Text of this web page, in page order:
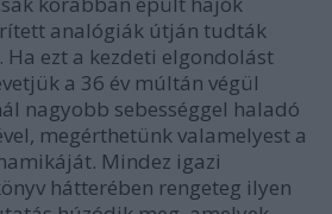
analógiák útján tudták
Ha ezt a kezdeti elgondolást
a 36 év múltán végül
nagyobb sebességgel haladó
megérthetünk valamelyest a
Mindez igazi
hátterében rengeteg ilyen